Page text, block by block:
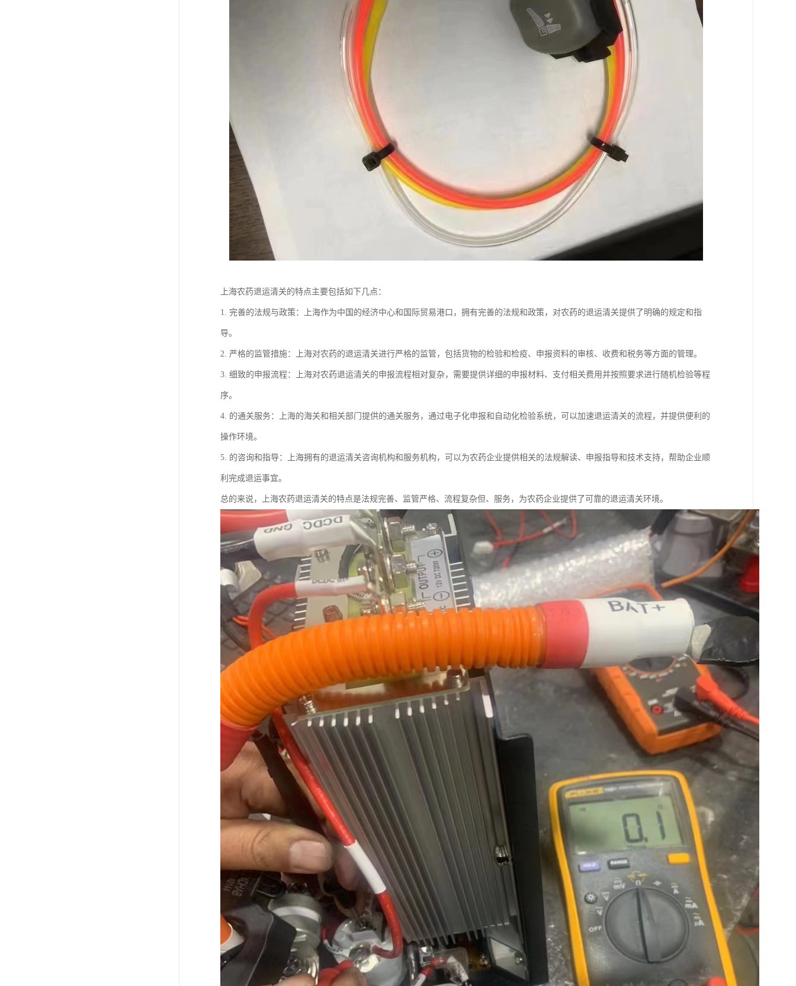
上海农药退运清关的特点主要包括如下几点：
1. 完善的法规与政策：上海作为中国的经济中心和国际贸易港口，拥有完善的法规和政策，对农药的退运清关提供了明确的规定和指
导。
2. 严格的监管措施：上海对农药的退运清关进行严格的监管，包括货物的检验和检疫、申报资料的审核、收费和税务等方面的管理。
3. 细致的申报流程：上海对农药退运清关的申报流程相对复杂，需要提供详细的申报材料、支付相关费用并按照要求进行随机检验等程
序。
4. 的通关服务：上海的海关和相关部门提供的通关服务，通过电子化申报和自动化检验系统，可以加速退运清关的流程，并提供便利的
操作环境。
5. 的咨询和指导：上海拥有的退运清关咨询机构和服务机构，可以为农药企业提供相关的法规解读、申报指导和技术支持，帮助企业顺
利完成退运事宜。
总的来说，上海农药退运清关的特点是法规完善、监管严格、流程复杂但、服务，为农药企业提供了可靠的退运清关环境。